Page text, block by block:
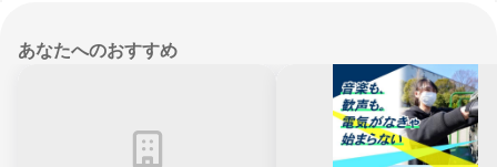
あなたへのおすすめ